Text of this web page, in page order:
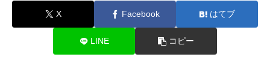
X Facebook はてブ
LINE コピー